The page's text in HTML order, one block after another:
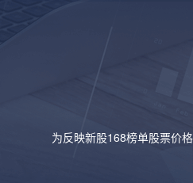
为反映新股168榜单股票价